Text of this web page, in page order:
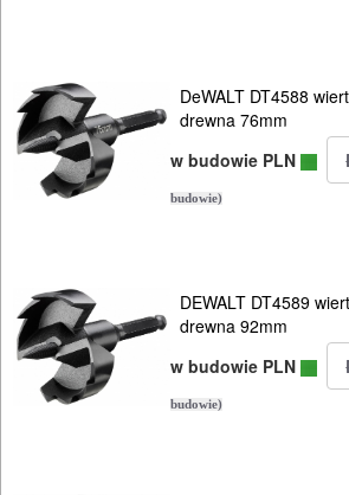
magnet.
DO
WKRĘTAREK
Do
wyrzynarek
Przewody
elektryczne
DeWALT DT4588
drewna 76mm
w budowie PLN
budowie)
DEWALT DT4589
drewna 92mm
w budowie PLN
budowie)